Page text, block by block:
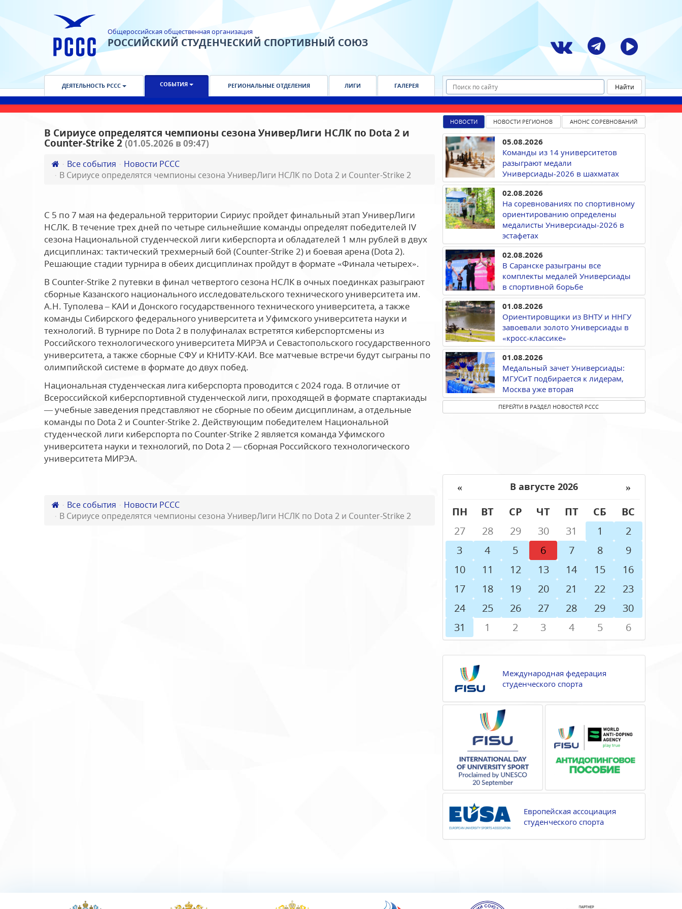
Общероссийская общественная организация
РОССИЙСКИЙ СТУДЕНЧЕСКИЙ СПОРТИВНЫЙ СОЮЗ
ДЕЯТЕЛЬНОСТЬ РССС СОБЫТИЯ РЕГИОНАЛЬНЫЕ ОТДЕЛЕНИЯ ЛИГИ ГАЛЕРЕЯ
В Сириусе определятся чемпионы сезона УниверЛиги НСЛК по Dota 2 и
Counter-Strike 2(01.05.2026 в 09:47)
Все события
Новости РССС
В Сириусе определятся чемпионы сезона УниверЛиги НСЛК по Dota 2 и Counter-Strike 2
С 5 по 7 мая на федеральной территории Сириус пройдет финальный этап УниверЛиги
НСЛК. В течение трех дней по четыре сильнейшие команды определят победителей IV
сезона Национальной студенческой лиги киберспорта и обладателей 1 млн рублей в двух
дисциплинах: тактический трехмерный бой (Counter-Strike 2) и боевая арена (Dota 2).
Решающие стадии турнира в обеих дисциплинах пройдут в формате «Финала четырех».
В Counter-Strike 2 путевки в финал четвертого сезона НСЛК в очных поединках разыграют
сборные Казанского национального исследовательского технического университета им.
А.Н. Туполева – КАИ и Донского государственного технического университета, а также
команды Сибирского федерального университета и Уфимского университета науки и
технологий. В турнире по Dota 2 в полуфиналах встретятся киберспортсмены из
Российского технологического университета МИРЭА и Севастопольского государственного
университета, а также сборные СФУ и КНИТУ-КАИ. Все матчевые встречи будут сыграны по
олимпийской системе в формате до двух побед.
Национальная студенческая лига киберспорта проводится с 2024 года. В отличие от
Всероссийской киберспортивной студенческой лиги, проходящей в формате спартакиады
— учебные заведения представляют не сборные по обеим дисциплинам, а отдельные
команды по Dota 2 и Counter-Strike 2. Действующим победителем Национальной
студенческой лиги киберспорта по Counter-Strike 2 является команда Уфимского
университета науки и технологий, по Dota 2 — сборная Российского технологического
университета МИРЭА.
Все события
Новости РССС
В Сириусе определятся чемпионы сезона УниверЛиги НСЛК по Dota 2 и Counter-Strike 2
НОВОСТИ НОВОСТИ РЕГИОНОВ АНОНС СОРЕВНОВАНИЙ
05.08.2026
Команды из 14 университетов
разыграют медали
Универсиады-2026 в шахматах
02.08.2026
На соревнованиях по спортивному
ориентированию определены
медалисты Универсиады-2026 в
эстафетах
02.08.2026
В Саранске разыграны все
комплекты медалей Универсиады
в спортивной борьбе
01.08.2026
Ориентировщики из ВНТУ и ННГУ
завоевали золото Универсиады в
«кросс-классике»
01.08.2026
Медальный зачет Универсиады:
МГУСиТ подбирается к лидерам,
Москва уже вторая
ПЕРЕЙТИ В РАЗДЕЛ НОВОСТЕЙ РССС
« В августе 2026
»
ПН
ВТ СР ЧТ ПТ СБ
ВС
27
28 29 30 31 1
2
3
4 5 6 7 8
9
10
11 12 13 14 15
16
17
18 19 20 21 22
23
24
25 26 27 28 29
30
31
1 2 3 4 5 6
Международная федерация
студенческого спорта
Европейская ассоциация
студенческого спорта